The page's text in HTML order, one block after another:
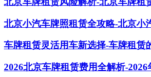
北京小汽车牌照租赁全攻略-北京小
车牌租赁灵活用车新选择-车牌租赁
2026北京车牌租赁费用全解析-